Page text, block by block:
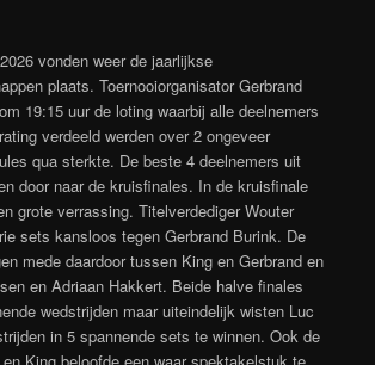
vonden weer de jaarlijkse
plaats. Toernooiorganisator Gerbrand
19:15 uur de loting waarbij alle deelnemers
verdeeld werden over 2 ongeveer
qua sterkte. De beste 4 deelnemers uit
door naar de kruisfinales. In de kruisfinale
grote verrassing. Titelverdediger Wouter
sets kansloos tegen Gerbrand Burink. De
mede daardoor tussen King en Gerbrand en
en Adriaan Hakkert. Beide halve finales
wedstrijden maar uiteindelijk wisten Luc
in 5 spannende sets te winnen. Ook de